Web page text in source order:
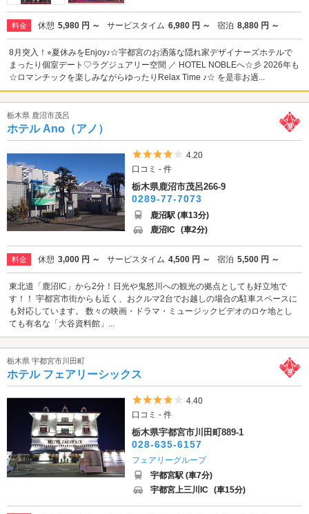
料金 休憩 5,980 円 ～ サービスタイム 6,980 円 ～ 宿泊 8,880 円 ～
8月突入！⭐︎夏休みをEnjoy♪☆宇都宮のお洒落な隠れ家デザイナーズホテルで
まったり個室デート♡ラグジュアリー空間 ／ HOTEL NOBLEへ☆彡 2026年も
☆ロマンチックを楽しみながらゆったりRelax Time ♪☆ を是非お過...
栃木県 鹿沼市茂呂
ホテル Ano（アノ）
5つ星のうち4
4.20
口コミ - 件
栃木県鹿沼市茂呂266-9
0289-77-7073
鹿沼駅 (車13分)
鹿沼IC (車2分)
料金 休憩 3,000 円 ～ サービスタイム 4,500 円 ～ 宿泊 5,500 円 ～
東北道「鹿沼IC」から2分！日光や鬼怒川への観光の拠点としても好立地で
す！！ 宇都宮市街からも近く、おクルマ2台でお越しの場合の駐車スペースに
も対応しています。 数々の映画・ドラマ・ミュージックビデオのロケ地とし
ても有名な「大谷資料館」...
栃木県 宇都宮市川田町
ホテル フェアリーシックス
5つ星のうち4
4.40
口コミ - 件
栃木県宇都宮市川田町889-1
028-635-6157
フェアリーグループ
宇都宮駅 (車7分)
宇都宮上三川IC (車15分)